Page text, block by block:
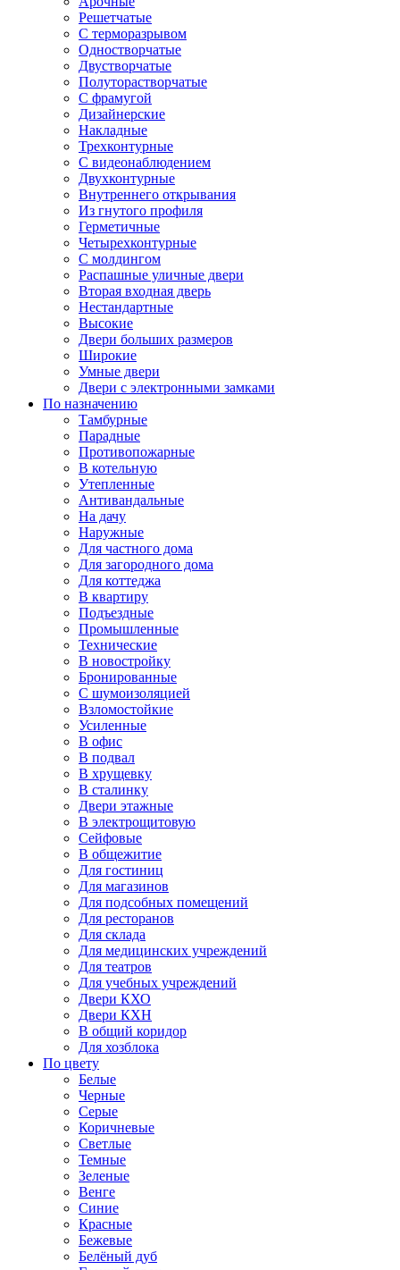
Решетчатые
С терморазрывом
Одностворчатые
Двустворчатые
Полуторастворчатые
С фрамугой
Дизайнерские
Накладные
Трехконтурные
С видеонаблюдением
Двухконтурные
Внутреннего открывания
Из гнутого профиля
Герметичные
Четырехконтурные
С молдингом
Распашные уличные двери
Вторая входная дверь
Нестандартные
Высокие
Двери больших размеров
Широкие
Умные двери
Двери с электронными замками
По назначению
Тамбурные
Парадные
Противопожарные
В котельную
Утепленные
Антивандальные
На дачу
Наружные
Для частного дома
Для загородного дома
Для коттеджа
В квартиру
Подъездные
Промышленные
Технические
В новостройку
Бронированные
С шумоизоляцией
Взломостойкие
Усиленные
В офис
В подвал
В хрущевку
В сталинку
Двери этажные
В электрощитовую
Сейфовые
В общежитие
Для гостиниц
Для магазинов
Для подсобных помещений
Для ресторанов
Для склада
Для медицинских учреждений
Для театров
Для учебных учреждений
Двери КХО
Двери КХН
В общий коридор
Для хозблока
По цвету
Белые
Черные
Серые
Коричневые
Светлые
Темные
Зеленые
Венге
Синие
Красные
Бежевые
Белёный дуб